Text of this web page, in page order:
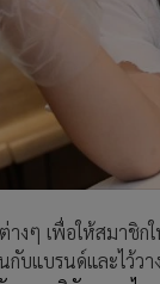
างๆ เพื่อให้สมาชิ
บแบรนด์และไว้ว